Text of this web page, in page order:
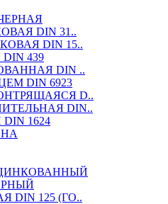
DIN 31..
DIN 15..
439
DIN ..
DIN 6923
D..
DIN..
1624
DIN 125 (ГО..